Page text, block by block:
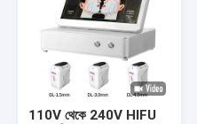
110V থেকে 240V HIFU